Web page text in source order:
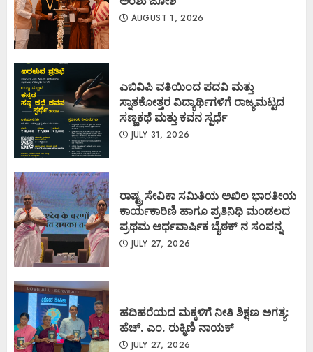
AUGUST 1, 2026
ಎಬಿವಿಪಿ ವತಿಯಿಂದ ಪದವಿ ಮತ್ತು
ಸ್ನಾತಕೋತ್ತರ ವಿದ್ಯಾರ್ಥಿಗಳಿಗೆ ರಾಜ್ಯಮಟ್ಟದ
ಸಣ್ಣಕಥೆ ಮತ್ತು ಕವನ ಸ್ಪರ್ಧೆ
JULY 31, 2026
ರಾಷ್ಟ್ರ ಸೇವಿಕಾ ಸಮಿತಿಯ ಅಖಿಲ ಭಾರತೀಯ
ಕಾರ್ಯಕಾರಿಣಿ ಹಾಗೂ ಪ್ರತಿನಿಧಿ ಮಂಡಲದ
ಪ್ರಥಮ ಅರ್ಧವಾರ್ಷಿಕ ಬೈಠಕ್ ನ ಸಂಪನ್ನ
JULY 27, 2026
ಹದಿಹರೆಯದ ಮಕ್ಕಳಿಗೆ ನೀತಿ ಶಿಕ್ಷಣ ಅಗತ್ಯ:
ಹೆಚ್. ಎಂ. ರುಕ್ಮಿಣಿ ನಾಯಕ್
JULY 27, 2026